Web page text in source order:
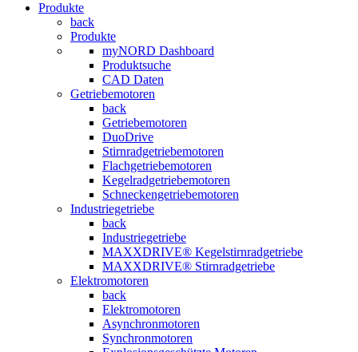
Produkte
back
Produkte
myNORD Dashboard
Produktsuche
CAD Daten
Getriebemotoren
back
Getriebemotoren
DuoDrive
Stirnradgetriebemotoren
Flachgetriebemotoren
Kegelradgetriebemotoren
Schneckengetriebemotoren
Industriegetriebe
back
Industriegetriebe
MAXXDRIVE® Kegelstirnradgetriebe
MAXXDRIVE® Stirnradgetriebe
Elektromotoren
back
Elektromotoren
Asynchronmotoren
Synchronmotoren